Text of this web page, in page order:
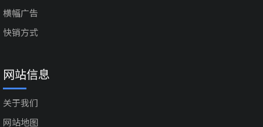
横幅广告
快销方式
网站信息
关于我们
网站地图